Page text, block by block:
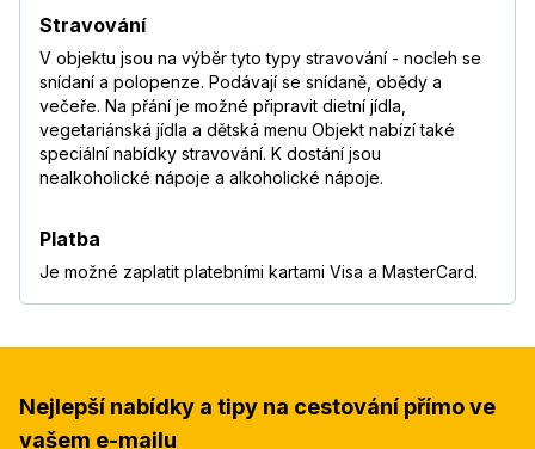
Stravování
V objektu jsou na výběr tyto typy stravování - nocleh se
snídaní a polopenze. Podávají se snídaně, obědy a
večeře. Na přání je možné připravit dietní jídla,
vegetariánská jídla a dětská menu Objekt nabízí také
speciální nabídky stravování. K dostání jsou
nealkoholické nápoje a alkoholické nápoje.
Platba
Je možné zaplatit platebními kartami Visa a MasterCard.
Nejlepší nabídky a tipy na cestování přímo ve
vašem e-mailu